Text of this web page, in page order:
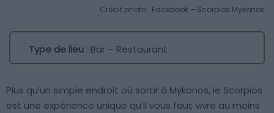
Crédit photo : Facebook – Scorpios Mykonos
Type de lieu : Bar – Restaurant
Plus qu’un simple endroit où sortir à Mykonos, le Scorpios
est une expérience unique qu’il vous faut vivre au moins